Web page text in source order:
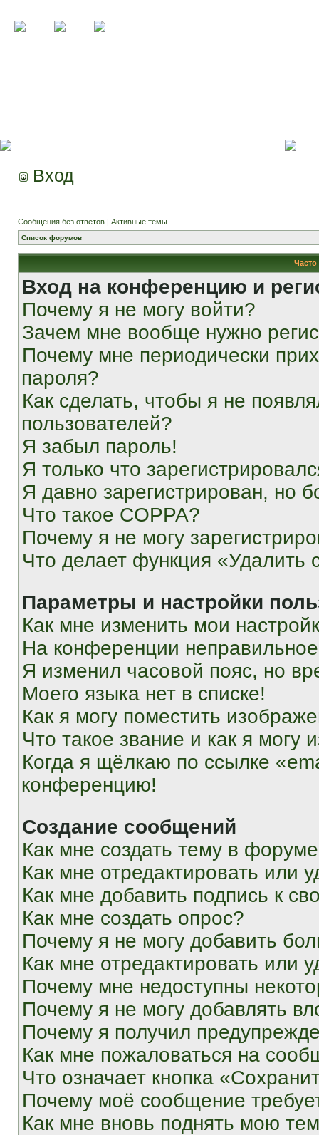
Вход
Сообщения без ответов | Активные темы
Список форумов
Вход на конференцию и
Почему я не могу войти?
Зачем мне вообще нужно
Почему мне периодически
пароля?
Как сделать, чтобы я не
пользователей?
Я забыл пароль!
Я только что
Я давно зарегистрирован, но
Что такое COPPA?
Почему я не могу
Что делает функция «Удалить
Параметры и настройки
Как мне изменить мои
На конференции
Я изменил часовой пояс, но
Моего языка нет в списке!
Как я могу поместить
Что такое звание и как я могу
Когда я щёлкаю по ссылке
конференцию!
Создание сообщений
Как мне создать тему в
Как мне отредактировать или
Как мне добавить подпись к
Как мне создать опрос?
Почему я не могу добавить
Как мне отредактировать или
Почему мне недоступны
Почему я не могу добавлять
Почему я получил
Как мне пожаловаться на
Что означает кнопка
Почему моё сообщение
Как мне вновь поднять мою